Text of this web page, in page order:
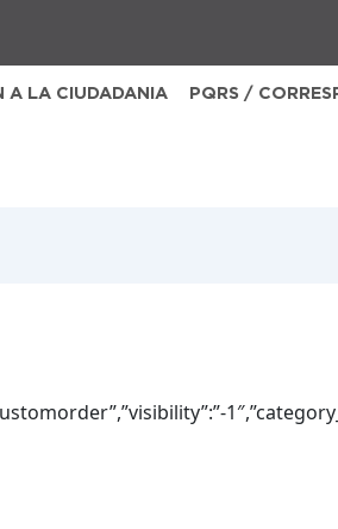
A LA CIUDADANIA PQRS /